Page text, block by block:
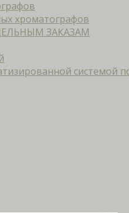
хроматографов
ЗАКАЗАМ
системой